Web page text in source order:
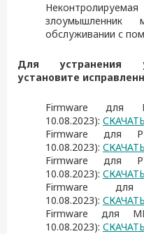
обслуживании с
Для устранения
установите
Firmware для
10.08.2023): СКАЧАТЬ
Firmware для
10.08.2023): СКАЧАТЬ
Firmware для
10.08.2023): СКАЧАТЬ
Firmware
10.08.2023): СКАЧАТЬ
Firmware для
10.08.2023): СКАЧАТЬ